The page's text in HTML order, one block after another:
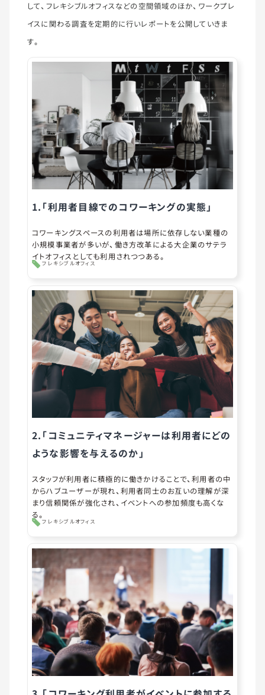
して、フレキシブルオフィスなどの空間領域のほか、ワークプレ
イスに関わる調査を定期的に行いレポートを公開していきま
す。
1.「利用者目線でのコワーキングの実態」
コワーキングスペースの利用者は場所に依存しない業種の
小規模事業者が多いが、働き方改革による大企業のサテラ
イトオフィスとしても利用されつつある。
フレキシブルオフィス
2.「コミュニティマネージャーは利用者にどの
ような影響を与えるのか」
スタッフが利用者に積極的に働きかけることで、利用者の中
からハブユーザーが現れ、利用者同士のお互いの理解が深
まり信頼関係が強化され、イベントへの参加頻度も高くな
る。
フレキシブルオフィス